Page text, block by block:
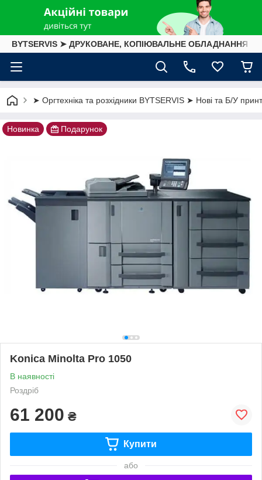
BYTSERVIS ➤ ДРУКОВАНЕ, КОПІЮВАЛЬНЕ ОБЛАДНАННЯ
➤ Оргтехніка та розхідники BYTSERVIS ➤ Нові та Б/У
Новинка Подарунок
Konica Minolta Pro 1050
В наявності
Роздріб
61 200 ₴
Купити
або